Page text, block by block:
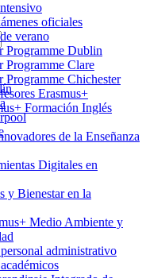
oficiales
verano
Programme Dublin
Programme Clare
Programme Chichester
Erasmus+
Formación Inglés
de la Enseñanza
Digitales en
y Bienestar en la
Medio Ambiente y
administrativo